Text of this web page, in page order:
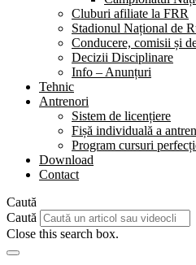
Cluburi afiliate la FRR
Stadionul Național de
Conducere, comisii și
Decizii Disciplinare
Info – Anunțuri
Tehnic
Antrenori
Sistem de licențiere
Fișă individuală a
Program cursuri
Download
Contact
Caută
Caută
Close this search box.